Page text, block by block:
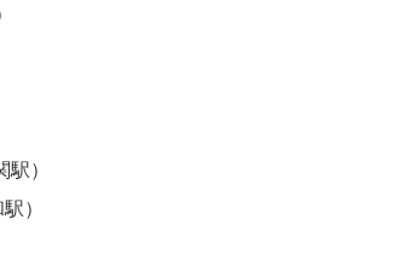
）
）